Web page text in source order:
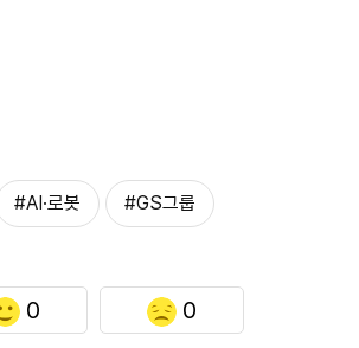
#AI·로봇 #GS그룹
0 0